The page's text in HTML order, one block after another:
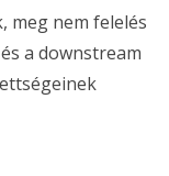
meg nem felelés
a downstream